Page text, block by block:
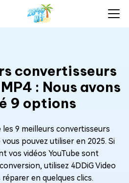
convertisseurs
: Nous avons
9 options
9 meilleurs convertisseurs
pouvez utiliser en 2025. Si
vos vidéos YouTube sont
utilisez 4DDiG Video
en quelques clics.